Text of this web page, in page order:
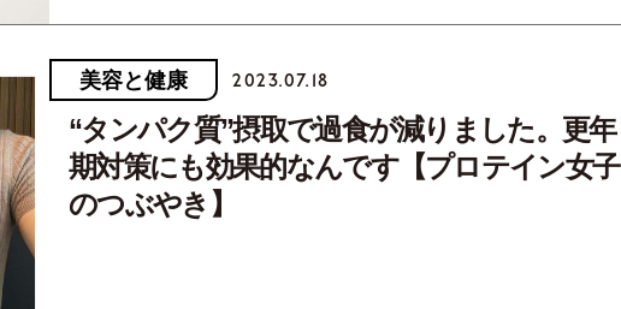
美容と健康 2023.07.18
“タンパク質”摂取で過食が減りました。更年
期対策にも効果的なんです【プロテイン女子
のつぶやき】